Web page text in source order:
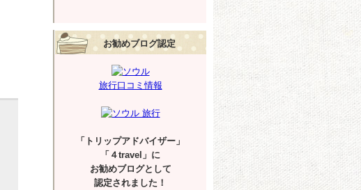
お勧めブログ認定
旅行口コミ情報
「トリップアドバイザー」
「４travel」に
お勧めブログとして
認定されました！